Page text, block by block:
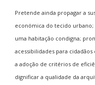
Pretende ainda propagar a
económica do tecido urbano;
uma habitação condigna;
acessibilidades para
a adoção de critérios de
dignificar a qualidade da